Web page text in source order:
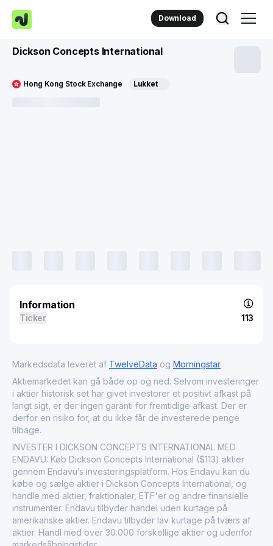
Download
Dickson Concepts International
Hong Kong Stock Exchange Lukket
Information
Ticker 113
Markedsdata leveret af TwelveData og Morningstar
Aktiemarkedet kan gå både op og ned. Selvom investeringer
i aktier historisk set har givet investorer et positivt afkast på
langt sigt, er der ingen garanti for fremtidige afkast. Der er
derfor en risiko for, at du ikke får de investerede penge
tilbage.
INVESTER I DICKSON CONCEPTS INTERNATIONAL MED
ENDAVU: Køb Dickson Concepts International ($113) aktier
gennem Endavu’s investeringsplatform. Hos Endavu kan du
købe og sælge aktier i Dickson Concepts International, og
handle med aktier, fraktionaler, ETF'er og andre finansielle
instrumenter. Endavu tilbyder handel uden kurtage på
amerikanske aktier. Endavu tilbyder lav kurtage på tværs af
aktier. Handl med over 30.000 forskellige aktier og udenfor